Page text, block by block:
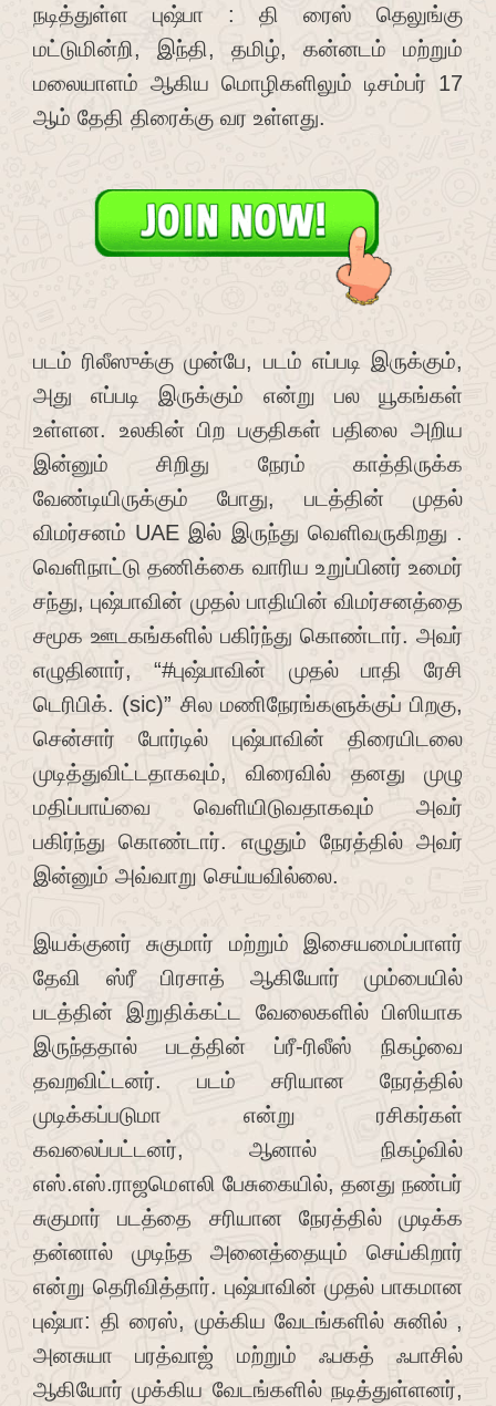
நடித்துள்ள புஷ்பா : தி ரைஸ் தெலுங்கு
மட்டுமின்றி, இந்தி, தமிழ், கன்னடம் மற்றும்
மலையாளம் ஆகிய மொழிகளிலும் டிசம்பர் 17
ஆம் தேதி திரைக்கு வர உள்ளது.
படம் ரிலீஸுக்கு முன்பே, படம் எப்படி இருக்கும்,
அது எப்படி இருக்கும் என்று பல யூகங்கள்
உள்ளன. உலகின் பிற பகுதிகள் பதிலை அறிய
இன்னும் சிறிது நேரம் காத்திருக்க
வேண்டியிருக்கும் போது, ​​படத்தின் முதல்
விமர்சனம் UAE இல் இருந்து வெளிவருகிறது .
வெளிநாட்டு தணிக்கை வாரிய உறுப்பினர் உமைர்
சந்து, புஷ்பாவின் முதல் பாதியின் விமர்சனத்தை
சமூக ஊடகங்களில் பகிர்ந்து கொண்டார். அவர்
எழுதினார், “#புஷ்பாவின் முதல் பாதி ரேசி
டெரிபிக். (sic)” சில மணிநேரங்களுக்குப் பிறகு,
சென்சார் போர்டில் புஷ்பாவின் திரையிடலை
முடித்துவிட்டதாகவும், விரைவில் தனது முழு
மதிப்பாய்வை வெளியிடுவதாகவும் அவர்
பகிர்ந்து கொண்டார். எழுதும் நேரத்தில் அவர்
இன்னும் அவ்வாறு செய்யவில்லை.
இயக்குனர் சுகுமார் மற்றும் இசையமைப்பாளர்
தேவி ஸ்ரீ பிரசாத் ஆகியோர் மும்பையில்
படத்தின் இறுதிக்கட்ட வேலைகளில் பிஸியாக
இருந்ததால் படத்தின் ப்ரீ-ரிலீஸ் நிகழ்வை
தவறவிட்டனர். படம் சரியான நேரத்தில்
முடிக்கப்படுமா என்று ரசிகர்கள்
கவலைப்பட்டனர், ஆனால் நிகழ்வில்
எஸ்.எஸ்.ராஜமௌலி பேசுகையில், தனது நண்பர்
சுகுமார் படத்தை சரியான நேரத்தில் முடிக்க
தன்னால் முடிந்த அனைத்தையும் செய்கிறார்
என்று தெரிவித்தார். புஷ்பாவின் முதல் பாகமான
புஷ்பா: தி ரைஸ், முக்கிய வேடங்களில் சுனில் ,
அனசுயா பரத்வாஜ் மற்றும் ஃபகத் ஃபாசில்
ஆகியோர் முக்கிய வேடங்களில் நடித்துள்ளனர்,